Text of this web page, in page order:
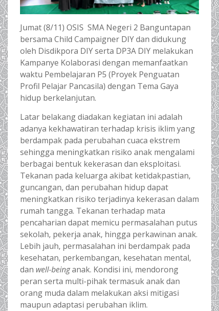
Jumat (8/11) OSIS SMA Negeri 2 Banguntapan
bersama Child Campaigner DIY dan didukung
oleh Disdikpora DIY serta DP3A DIY melakukan
Kampanye Kolaborasi dengan memanfaatkan
waktu Pembelajaran P5 (Proyek Penguatan
Profil Pelajar Pancasila) dengan Tema Gaya
hidup berkelanjutan.
Latar belakang diadakan kegiatan ini adalah
adanya kekhawatiran terhadap krisis iklim yang
berdampak pada perubahan cuaca ekstrem
sehingga meningkatkan risiko anak mengalami
berbagai bentuk kekerasan dan eksploitasi.
Tekanan pada keluarga akibat ketidakpastian,
guncangan, dan perubahan hidup dapat
meningkatkan risiko terjadinya kekerasan dalam
rumah tangga. Tekanan terhadap mata
pencaharian dapat memicu permasalahan putus
sekolah, pekerja anak, hingga perkawinan anak.
Lebih jauh, permasalahan ini berdampak pada
kesehatan, perkembangan, kesehatan mental,
dan well-beinganak. Kondisi ini, mendorong
peran serta multi-pihak termasuk anak dan
orang muda dalam melakukan aksi mitigasi
maupun adaptasi perubahan iklim.